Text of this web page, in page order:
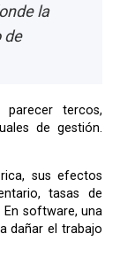
la
de
de gestión.
tasas de
software, una
dañar el trabajo